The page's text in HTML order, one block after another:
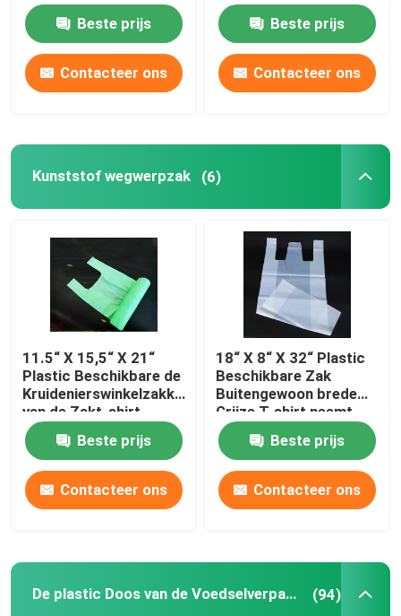
Neem contact met ons op
Nieuws
Gevallen
Plastic Beschikbare Kop
PAPIER WEGWERP BEKER
Kraftpapier-Document Zakken
Kunststof wegwerpzak
De plastic Doos van de Voedselverpakking
Papieren afhaaldozen
Biologisch afbreekbare container
het Winkelen Zakken
met Handvatten
Beste prijs
Contacteer ons
Handles
Beste prijs
Contacteer ons
Kunststof wegwerpzak (6)
11.5“ X 15,5“ X 21“
Plastic Beschikbare de
Kruidenierswinkelzakken
van de Zakt-shirt
Beste prijs
Contacteer ons
18“ X 8“ X 32“ Plastic
Beschikbare Zak
Buitengewoon brede
Grijze T-shirt neemt
Zakken
Beste prijs
Contacteer ons
De plastic Doos van de Voedselverpakking (94)